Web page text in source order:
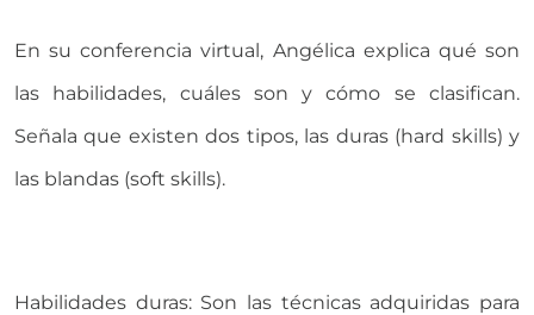
En su conferencia virtual, Angélica explica qué son
las habilidades, cuáles son y cómo se clasifican.
Señala que existen dos tipos, las duras (hard skills) y
las blandas (soft skills).
Habilidades duras: Son las técnicas adquiridas para